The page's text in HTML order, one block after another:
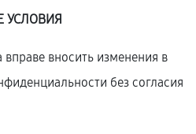
УСЛОВИЯ
вносить изменения в
без согласия